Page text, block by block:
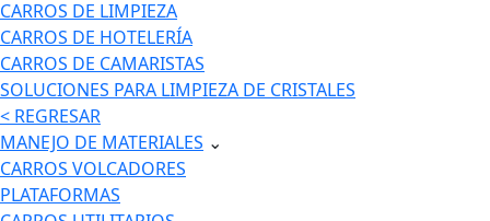
CARROS DE LIMPIEZA
CARROS DE HOTELERÍA
CARROS DE CAMARISTAS
SOLUCIONES PARA LIMPIEZA DE CRISTALES
< REGRESAR
MANEJO DE MATERIALES ⌄
CARROS VOLCADORES
PLATAFORMAS